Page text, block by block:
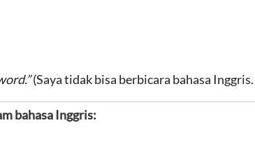
(Saya tidak bisa berbicara bahasa
bahasa Inggris: